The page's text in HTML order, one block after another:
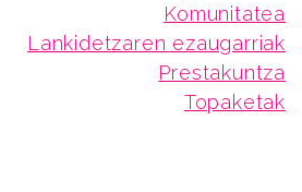
Komunitatea
Lankidetzaren ezaugarriak
Prestakuntza
Topaketak